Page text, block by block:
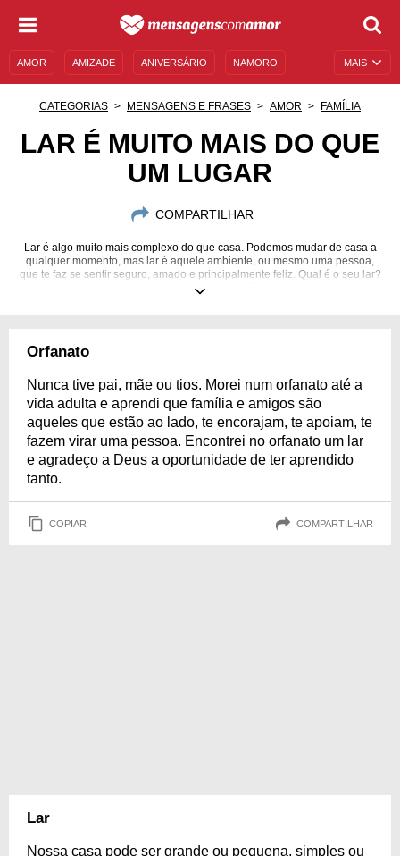
MAIS
AMOR AMIZADE ANIVERSÁRIO NAMORO
UNIVERSO FEMININO
MENSAGENS DE ANIVERSÁRIO
CATEGORIAS MENSAGENS E FRASES AMOR FAMÍLIA
LAR É MUITO MAIS DO QUE
UM LUGAR
COMPARTILHAR
Lar é algo muito mais complexo do que casa. Podemos mudar de casa a
qualquer momento, mas lar é aquele ambiente, ou mesmo uma pessoa,
que te faz se sentir seguro, amado e principalmente feliz. Qual é o seu lar?
Quando encontrá-lo, aproveite e não saia nunca!
Orfanato
Nunca tive pai, mãe ou tios. Morei num orfanato até a
vida adulta e aprendi que família e amigos são
aqueles que estão ao lado, te encorajam, te apoiam, te
fazem virar uma pessoa. Encontrei no orfanato um lar
e agradeço a Deus a oportunidade de ter aprendido
tanto.
COPIAR COMPARTILHAR
Lar
Nossa casa pode ser grande ou pequena, simples ou